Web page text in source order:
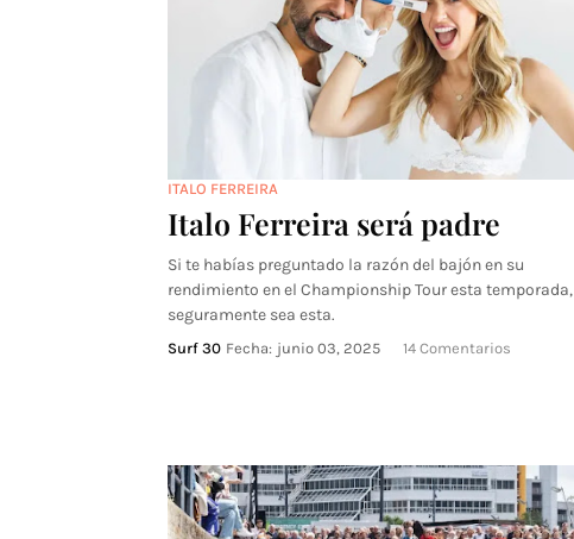
ITALO FERREIRA
Italo Ferreira será padre
Si te habías preguntado la razón del bajón en su
rendimiento en el Championship Tour esta temporada,
seguramente sea esta.
Surf 30 Fecha: junio 03, 2025 14 Comentarios